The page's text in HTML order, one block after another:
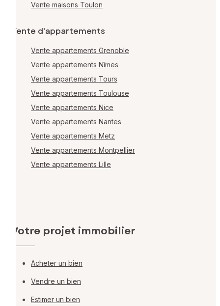
Vente maisons Toulon
Vente d'appartements
Vente appartements Grenoble
Vente appartements Nîmes
Vente appartements Tours
Vente appartements Toulouse
Vente appartements Nice
Vente appartements Nantes
Vente appartements Metz
Vente appartements Montpellier
Vente appartements Lille
Votre projet immobilier
Acheter un bien
Vendre un bien
Estimer un bien